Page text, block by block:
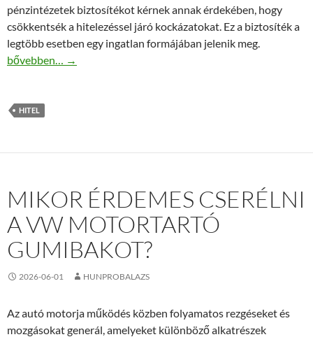
pénzintézetek biztosítékot kérnek annak érdekében, hogy
csökkentsék a hitelezéssel járó kockázatokat. Ez a biztosíték a
legtöbb esetben egy ingatlan formájában jelenik meg.
Hogy működik a jelzáloghitel és miért kér a bank fedezetet?
bővebben… →
HITEL
MIKOR ÉRDEMES CSERÉLNI
A VW MOTORTARTÓ
GUMIBAKOT?
2026-06-01 HUNPROBALAZS
Az autó motorja működés közben folyamatos rezgéseket és
mozgásokat generál, amelyeket különböző alkatrészek